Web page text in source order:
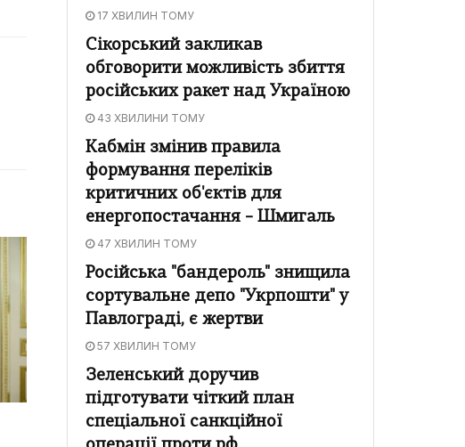
17 ХВИЛИН ТОМУ
Сікорський закликав
обговорити можливість збиття
російських ракет над Україною
43 ХВИЛИНИ ТОМУ
Кабмін змінив правила
формування переліків
критичних об'єктів для
енергопостачання – Шмигаль
47 ХВИЛИН ТОМУ
Російська "бандероль" знищила
сортувальне депо "Укрпошти" у
Павлограді, є жертви
57 ХВИЛИН ТОМУ
Зеленський доручив
підготувати чіткий план
спеціальної санкційної